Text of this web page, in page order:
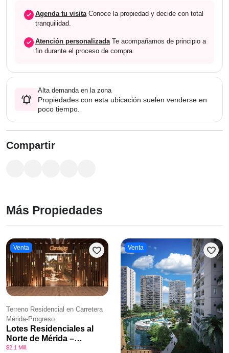
check_circle Agenda tu visitaConoce la propiedad y decide con total
tranquilidad.
check_circle Atención personalizadaTe acompañamos de principio a
fin durante el proceso de compra.
notifications_active
Alta demanda en la zona
Propiedades con esta ubicación suelen venderse en
poco tiempo.
Compartir
Más Propiedades
Venta favorite
Terreno Residencial en Carretera
Mérida-Progreso
Lotes Residenciales al
Norte de Mérida –
Cordelia Privada
$2.1 Mill.
Venta favorite